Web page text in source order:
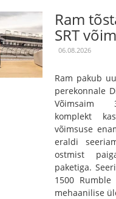
Ram
SRT
06.08.2026
Ram pakub
perekonnale
Võimsaim
komplekt
võimsuse
eraldi
ostmist
paketiga.
1500
mehaanilise